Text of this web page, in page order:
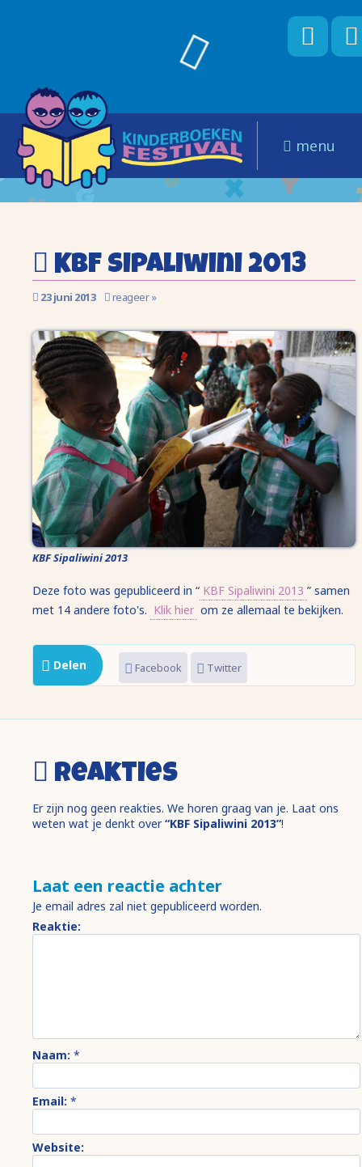
menu
KBF Sipaliwini 2013
23 juni 2013 reageer »
KBF Sipaliwini 2013
Deze foto was gepubliceerd in “ KBF Sipaliwini 2013 ” samen
met 14 andere foto's. Klik hier om ze allemaal te bekijken.
Delen Facebook Twitter
Reakties
Er zijn nog geen reakties. We horen graag van je. Laat ons
weten wat je denkt over“KBF Sipaliwini 2013”!
Laat een reactie achter
Je email adres zal niet gepubliceerd worden.
Reaktie:
Naam: *
Email: *
Website: